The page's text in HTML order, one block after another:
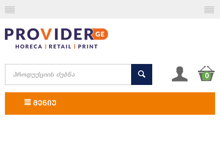
0
ᲛᲔᲜᲘᲣ